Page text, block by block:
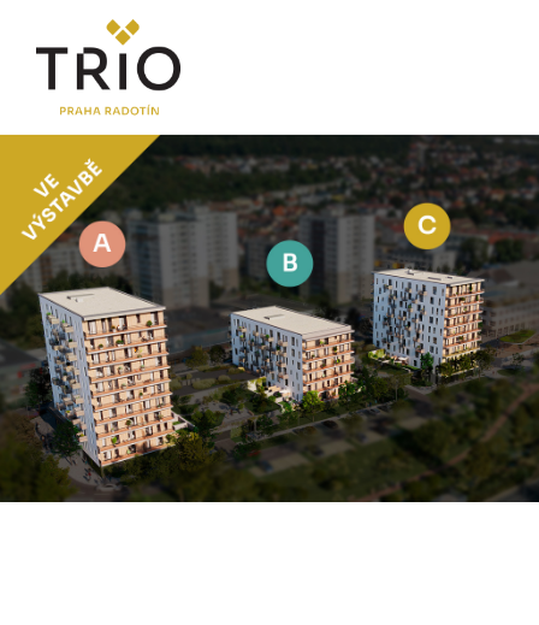
O PROJEKTU
Proč TRIO Radotín
FAQ sekce
Novinky
Postup koupě a financování
LOKALITA
CENÍK
Byty